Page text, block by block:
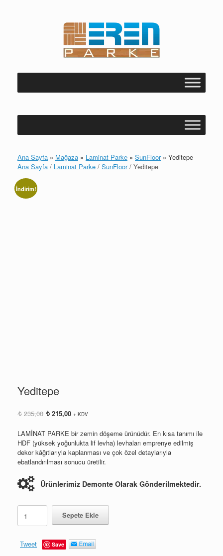
Ana Sayfa » Mağaza » Laminat Parke » SunFloor » Yeditepe
Ana Sayfa / Laminat Parke / SunFloor/ Yeditepe
İndirim!
Yeditepe
235,00 Orijinal
235,00.
215,00Şu
fiyat:
215,00.
+ KDV
LAMİNAT PARKE bir zemin döşeme ürünüdür. En kısa tanımı ile
HDF (yüksek yoğunlukta lif levha) levhaları emprenye edilmiş
dekor kâğıtlarıyla kaplanması ve çok özel detaylarıyla
ebatlandırılması sonucu üretilir.
Ürünlerimiz Demonte Olarak Gönderilmektedir.
Yeditepe
adet
Sepete Ekle
Tweet Save